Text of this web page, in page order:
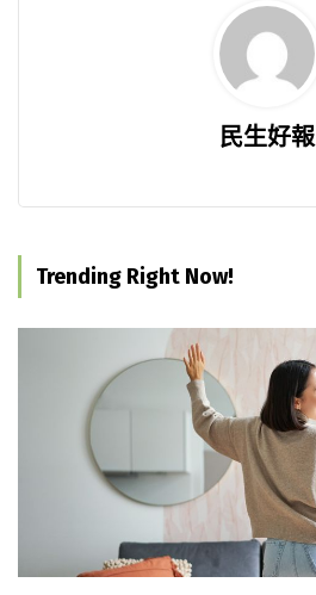
民生好報
Trending Right Now!